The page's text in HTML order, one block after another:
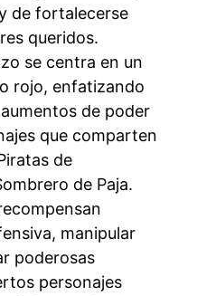
de fortalecerse
queridos.
se centra en un
rojo, enfatizando
de poder
que comparten
de
de Paja.
manipular
poderosas
personajes